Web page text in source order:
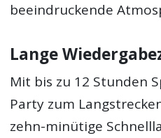
beeindruckende
Lange
Mit bis zu 12 Stunden
Party zum
zehn-minütige